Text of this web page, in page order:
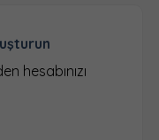
hesabınızı